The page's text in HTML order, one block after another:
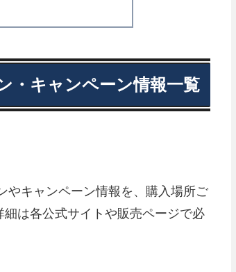
・キャンペーン情報一覧
やキャンペーン情報を、購入場所ご
は各公式サイトや販売ページで必